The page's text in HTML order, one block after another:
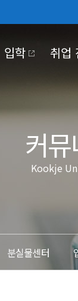
VISION 2025
전략
대학기관
입학 취업
학사일정
홍보동영상
장학·대출
커
Kookje
분실물센터